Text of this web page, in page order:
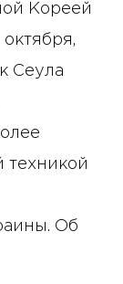
Кореей
октября,
Сеула
техникой
Об